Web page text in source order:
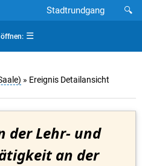
🔍
Stadtrundgang
☰
» Ereignis Detailansicht
der Lehr- und
an der